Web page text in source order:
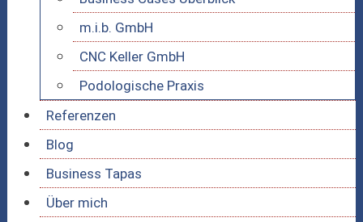
m.i.b. GmbH
CNC Keller GmbH
Podologische Praxis
Referenzen
Blog
Business Tapas
Über mich